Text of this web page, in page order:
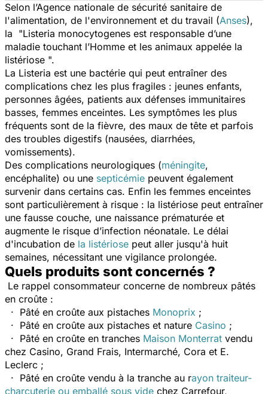
Selon l’Agence nationale de sécurité sanitaire de
l'alimentation, de l'environnement et du travail (Anses),
la "Listeria monocytogenes est responsable d’une
maladie touchant l’Homme et les animaux appelée la
listériose ".
La Listeria est une bactérie qui peut entraîner des
complications chez les plus fragiles : jeunes enfants,
personnes âgées, patients aux défenses immunitaires
basses, femmes enceintes. Les symptômes les plus
fréquents sont de la fièvre, des maux de tête et parfois
des troubles digestifs (nausées, diarrhées,
vomissements).
Des complications neurologiques (méningite,
encéphalite) ou une septicémie peuvent également
survenir dans certains cas. Enfin les femmes enceintes
sont particulièrement à risque : la listériose peut entraîner
une fausse couche, une naissance prématurée et
augmente le risque d’infection néonatale. Le délai
d'incubation de la listériose peut aller jusqu'à huit
semaines, nécessitant une vigilance prolongée.
Quels produits sont concernés ?
Le rappel consommateur concerne de nombreux pâtés
en croûte :
· Pâté en croûte aux pistaches Monoprix ;
· Pâté en croûte aux pistaches et nature Casino ;
· Pâté en croûte en tranches Maison Monterrat vendu
chez Casino, Grand Frais, Intermarché, Cora et E.
Leclerc ;
· Pâté en croûte vendu à la tranche au rayon traiteur-
charcuterie ou emballé sous vide chez Carrefour,